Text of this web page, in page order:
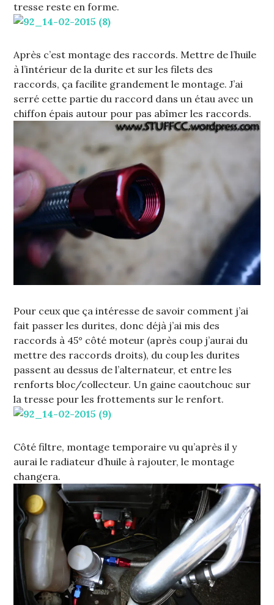
tresse reste en forme.
Après c’est montage des raccords. Mettre de l’huile
à l’intérieur de la durite et sur les filets des
raccords, ça facilite grandement le montage. J’ai
serré cette partie du raccord dans un étau avec un
chiffon épais autour pour pas abîmer les raccords.
Pour ceux que ça intéresse de savoir comment j’ai
fait passer les durites, donc déjà j’ai mis des
raccords à 45° côté moteur (après coup j’aurai du
mettre des raccords droits), du coup les durites
passent au dessus de l’alternateur, et entre les
renforts bloc/collecteur. Un gaine caoutchouc sur
la tresse pour les frottements sur le renfort.
Côté filtre, montage temporaire vu qu’après il y
aurai le radiateur d’huile à rajouter, le montage
changera.